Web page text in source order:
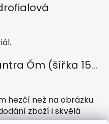
Měděný náramek Mantra Óm (šířka 15 mm)
hezčí než na obrázku.
zboží i skvělá